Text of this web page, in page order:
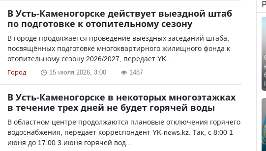
В Усть-Каменогорске действует выездной штаб
по подготовке к отопительному сезону
В городе продолжается проведение выездных заседаний штаба,
посвящённых подготовке многоквартирного жилищного фонда к
отопительному сезону 2026/2027, передает YK...
Город 15 июля 2026, 3:00 1487
В Усть-Каменогорске в некоторых многоэтажках
в течение трех дней не будет горячей воды
В областном центре продолжаются плановые отключения горячего
водоснабжения, передает корреспондент YK-news.kz. Так, с 8:00 1
июня до 17:00 3 июня горячей вод...